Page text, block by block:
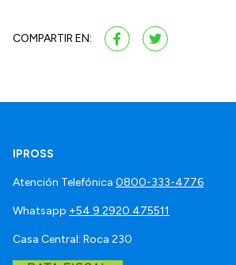
COMPARTIR EN:
IPROSS
Atención Telefónica 0800-333-4776
Whatsapp +54 9 2920 475511
Casa Central: Roca 230